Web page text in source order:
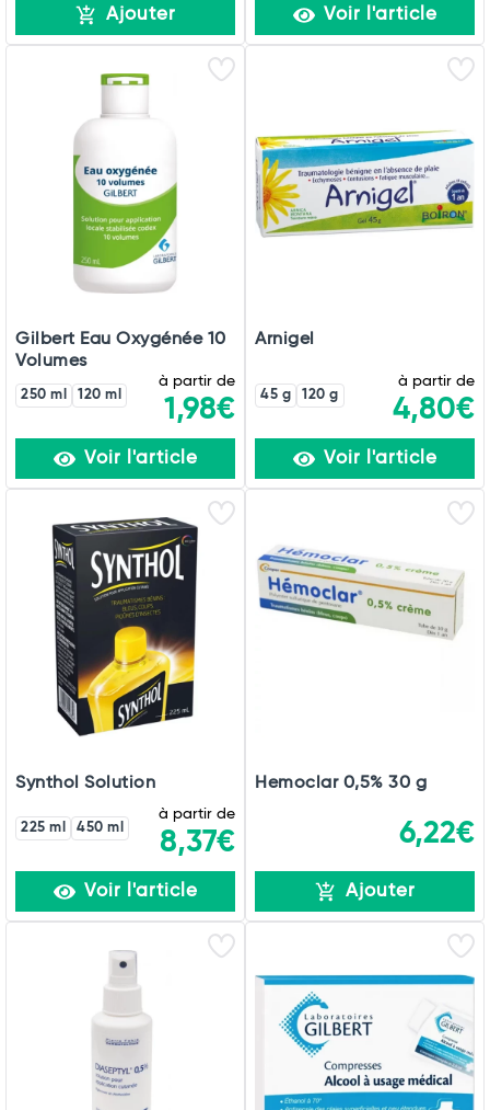
Ajouter Voir l'article
Gilbert Eau Oxygénée 10
Volumes
250 ml 120 ml
à partir de
1,98€
Voir l'article
Arnigel
45 g 120 g
à partir de
4,80€
Voir l'article
Synthol Solution
225 ml 450 ml
à partir de
8,37€
Voir l'article
Hemoclar 0,5% 30 g
6,22€
Ajouter